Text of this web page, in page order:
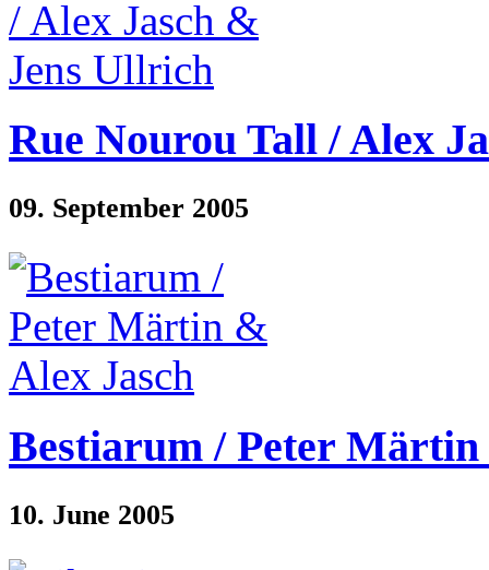
Rue Nourou Tall / Alex
09. September 2005
Bestiarum / Peter
10. June 2005